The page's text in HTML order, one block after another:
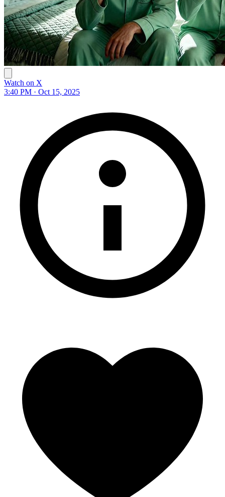
Watch on X
3:40 PM · Oct 15, 2025